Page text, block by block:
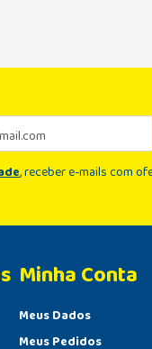
, receber e-mails com
Minha Conta
Meus Dados
Meus Pedidos